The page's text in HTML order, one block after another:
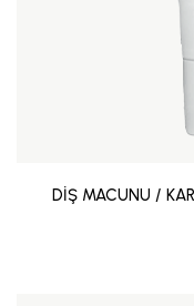
DİŞ MACUNU /